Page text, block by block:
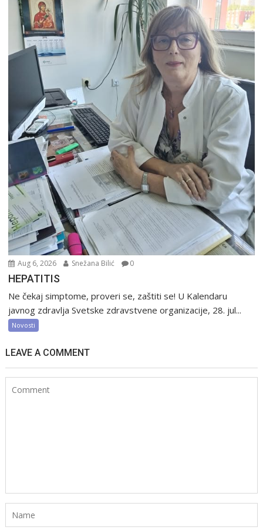
Aug 6, 2026 Snežana Bilić 0
HEPATITIS
Ne čekaj simptome, proveri se, zaštiti se! U Kalendaru
javnog zdravlja Svetske zdravstvene organizacije, 28. jul...
Novosti
LEAVE A COMMENT